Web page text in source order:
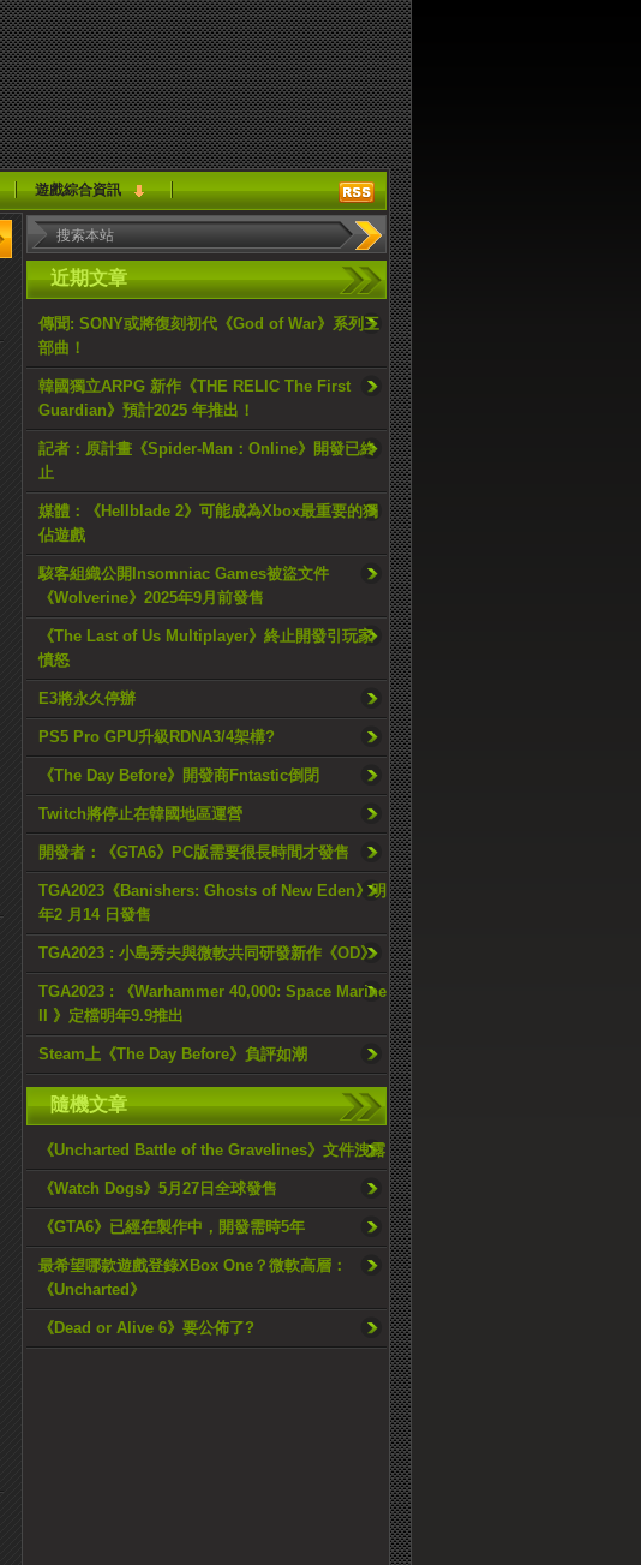
遊戲綜合資訊
近期文章
傳聞: SONY或將復刻初代《God of War》系列三
部曲！
韓國獨立ARPG 新作《THE RELIC The First
Guardian》預計2025 年推出！
記者：原計畫《Spider-Man：Online》開發已終
止
媒體：《Hellblade 2》可能成為Xbox最重要的獨
佔遊戲
駭客組織公開Insomniac Games被盜文件
《Wolverine》2025年9月前發售
《The Last of Us Multiplayer》終止開發引玩家
憤怒
E3將永久停辦
PS5 Pro GPU升級RDNA3/4架構?
《The Day Before》開發商Fntastic倒閉
Twitch將停止在韓國地區運營
開發者：《GTA6》PC版需要很長時間才發售
TGA2023《Banishers: Ghosts of New Eden》明
年2 月14 日發售
TGA2023 : 小島秀夫與微軟共同研發新作《OD》
TGA2023 : 《Warhammer 40,000: Space Marine
II 》定檔明年9.9推出
Steam上《The Day Before》負評如潮
隨機文章
《Uncharted Battle of the Gravelines》文件洩露
《Watch Dogs》5月27日全球發售
《GTA6》已經在製作中，開發需時5年
最希望哪款遊戲登錄XBox One？微軟高層：
《Uncharted》
《Dead or Alive 6》要公佈了?